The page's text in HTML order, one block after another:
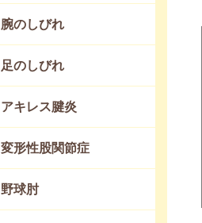
腕のしびれ
足のしびれ
アキレス腱炎
変形性股関節症
野球肘